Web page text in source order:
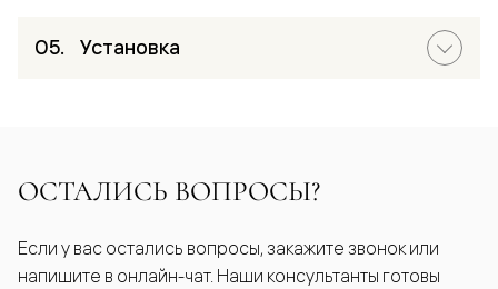
Установка
ОСТАЛИСЬ ВОПРОСЫ?
Если у вас остались вопросы, закажите звонок или
напишите в онлайн-чат. Наши консультанты готовы